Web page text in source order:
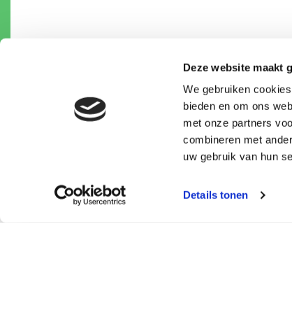
Deze website maakt
We gebruiken
bieden en om ons
met onze partners
combineren met
uw gebruik van hun
Details tonen
Niet gevonden wat u